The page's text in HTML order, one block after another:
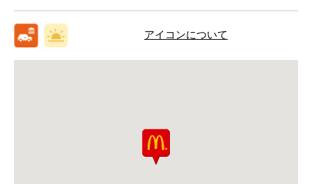
アイコンについて